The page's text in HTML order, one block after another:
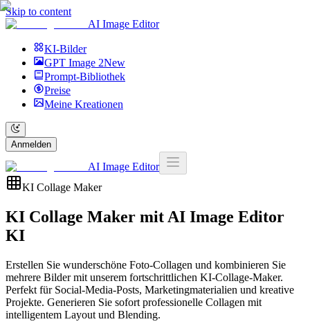
Skip to content
AI Image Editor
KI-Bilder
GPT Image 2New
Prompt-Bibliothek
Preise
Meine Kreationen
Anmelden
AI Image Editor
KI Collage Maker
KI Collage Maker mitAI Image Editor
KI
Erstellen Sie wunderschöne Foto-Collagen und kombinieren Sie
mehrere Bilder mit unserem fortschrittlichen KI-Collage-Maker.
Perfekt für Social-Media-Posts, Marketingmaterialien und kreative
Projekte. Generieren Sie sofort professionelle Collagen mit
intelligentem Layout und Blending.